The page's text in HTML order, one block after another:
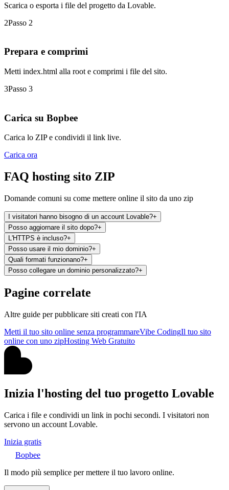
Scarica o esporta i file del progetto da Lovable.
2Passo 2
Prepara e comprimi
Metti index.html alla root e comprimi i file del sito.
3Passo 3
Carica su Bopbee
Carica lo ZIP e condividi il link live.
Carica ora
FAQ hosting sito ZIP
Domande comuni su come mettere online il sito da uno zip
I visitatori hanno bisogno di un account Lovable?+
Posso aggiornare il sito dopo?+
L'HTTPS è incluso?+
Posso usare il mio dominio?+
Quali formati funzionano?+
Posso collegare un dominio personalizzato?+
Pagine correlate
Altre guide per pubblicare siti creati con l'IA
Metti il tuo sito online senza programmareVibe CodingIl tuo sito
online con uno zipHosting Web Gratuito
Inizia l'hosting del tuo progetto Lovable
Carica i file e condividi un link in pochi secondi. I visitatori non
servono un account Lovable.
Inizia gratis
Bopbee
Il modo più semplice per mettere il tuo lavoro online.